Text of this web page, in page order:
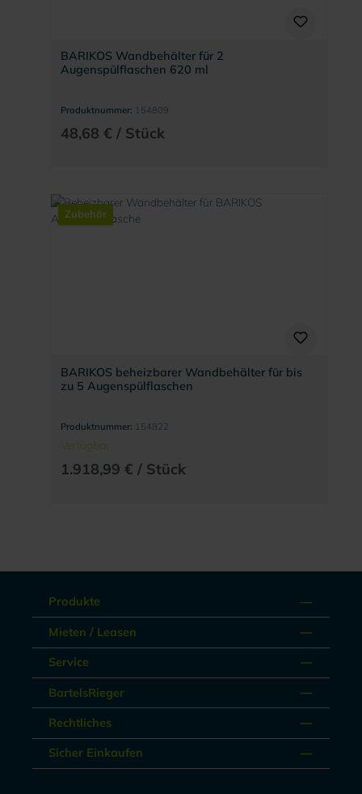
BARIKOS Wandbehälter für 2
Augenspülflaschen 620 ml
Produktnummer: 154809
48,68 € / Stück
Zubehör
BARIKOS beheizbarer Wandbehälter für bis
zu 5 Augenspülflaschen
Produktnummer: 154822
Verfügbar
1.918,99 € / Stück
Produkte
Mieten / Leasen
Service
BartelsRieger
Rechtliches
Sicher Einkaufen